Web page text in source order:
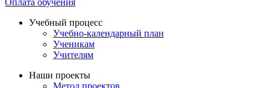
Оплата обучения
Учебный процесс
Учебно-календарный план
Ученикам
Учителям
Наши проекты